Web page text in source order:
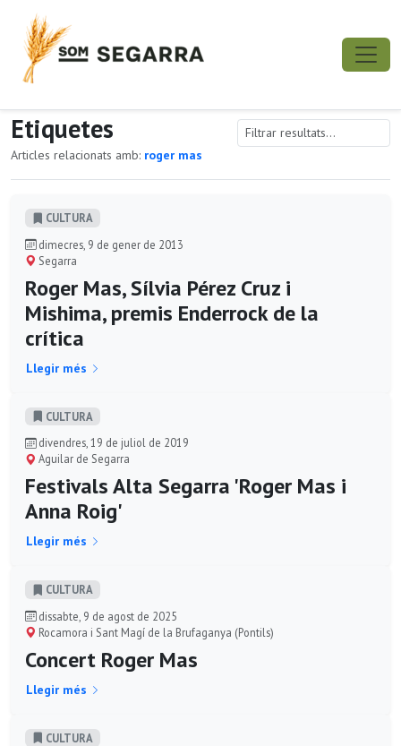
Etiquetes
Articles relacionats amb: roger mas
CULTURA
dimecres, 9 de gener de 2013
Segarra
Roger Mas, Sílvia Pérez Cruz i
Mishima, premis Enderrock de la
crítica
Llegir més
CULTURA
divendres, 19 de juliol de 2019
Aguilar de Segarra
Festivals Alta Segarra 'Roger Mas i
Anna Roig'
Llegir més
CULTURA
dissabte, 9 de agost de 2025
Rocamora i Sant Magí de la Brufaganya (Pontils)
Concert Roger Mas
Llegir més
CULTURA